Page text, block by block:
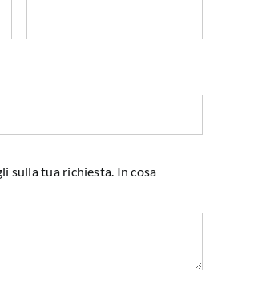
sulla tua richiesta. In cosa